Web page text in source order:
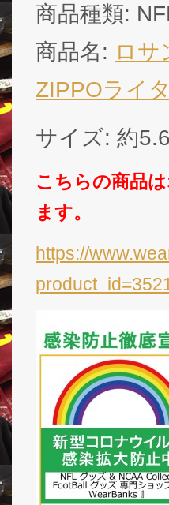
商品種類:
商品名: ロ
ZIPPOライ
サイズ: 約
こちらの商品
ます。
https://